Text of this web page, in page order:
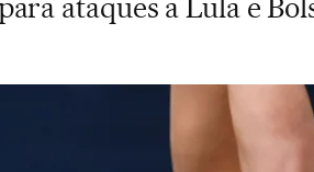
ataques a Lula e